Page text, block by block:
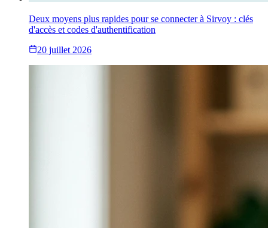
Deux moyens plus rapides pour se connecter à Sirvoy : clés
d'accès et codes d'authentification
20 juillet 2026